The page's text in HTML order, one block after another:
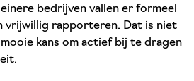
bedrijven vallen er formeel
vrijwillig rapporteren. Dat is niet
kans om actief bij te dragen